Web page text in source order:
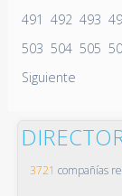
491 492 493
503 504 505
Siguiente
3721 compañías